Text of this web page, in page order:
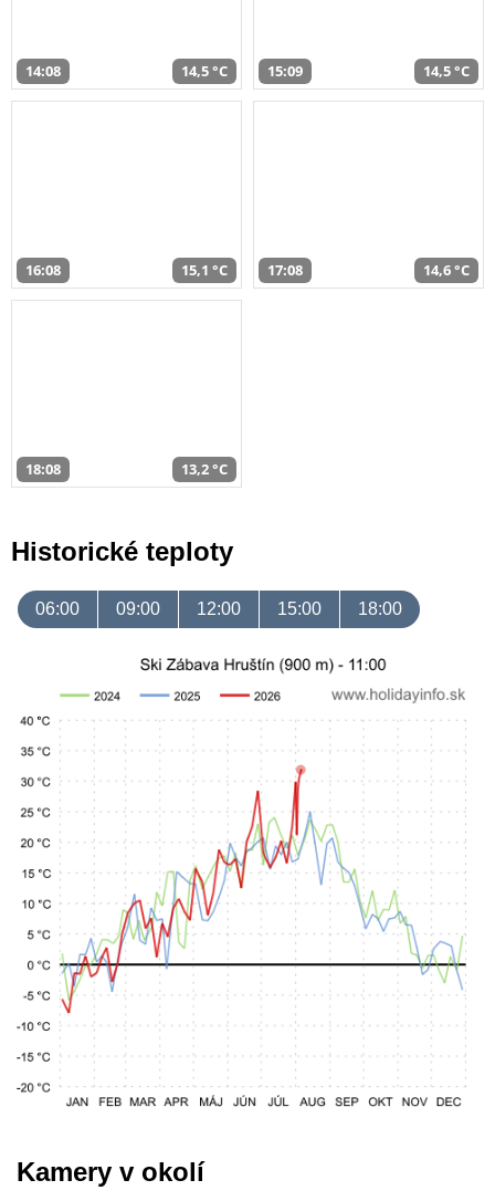
14:08 14,5 °C 15:09 14,5 °C
16:08 15,1 °C 17:08 14,6 °C
18:08 13,2 °C
Historické teploty
06:00 09:00 12:00 15:00 18:00
Kamery v okolí